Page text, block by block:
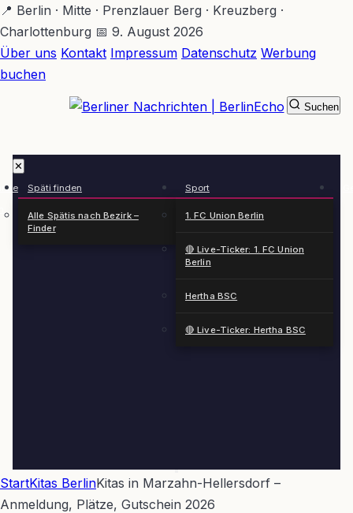
Zum
Hauptinhalt
springen
📍 Berlin · Mitte · Prenzlauer Berg · Kreuzberg ·
Charlottenburg 📅 9. August 2026
Über uns Kontakt Impressum Datenschutz Werbung
buchen
✕
Späti finden
Alle Spätis nach Bezirk –
Finder
Sport
1. FC Union Berlin
🔴 Live-Ticker: 1. FC Union
Berlin
Hertha BSC
🔴 Live-Ticker: Hertha BSC
Suchen
StartKitas BerlinKitas in Marzahn-Hellersdorf –
Anmeldung, Plätze, Gutschein 2026